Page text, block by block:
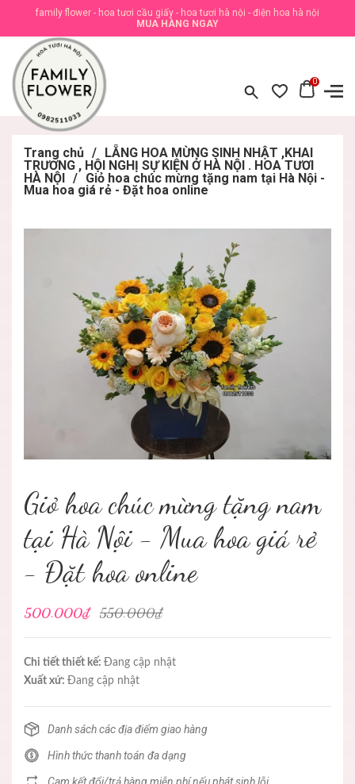
family flower - hoa tươi cầu giấy - hoa tươi hà nội - điện hoa hà nội
MUA HÀNG NGAY
0
Trang chủ / LẴNG HOA MỪNG SINH NHẬT ,KHAI
TRƯƠNG , HỘI NGHỊ SỰ KIỆN Ở HÀ NỘI . HOA TƯƠI
HÀ NỘI / Giỏ hoa chúc mừng tặng nam tại Hà Nội -
Mua hoa giá rẻ - Đặt hoa online
Giỏ hoa chúc mừng tặng nam
tại Hà Nội - Mua hoa giá rẻ
- Đặt hoa online
500.000₫ 550.000₫
Chi tiết thiết kế: Đang cập nhật
Xuất xứ: Đang cập nhật
Danh sách các địa điểm giao hàng
Hình thức thanh toán đa dạng